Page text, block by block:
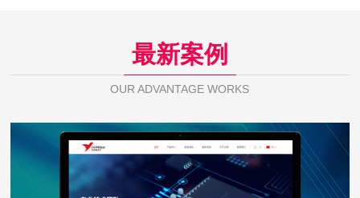
最新案例
OUR ADVANTAGE WORKS
芯佰微电子